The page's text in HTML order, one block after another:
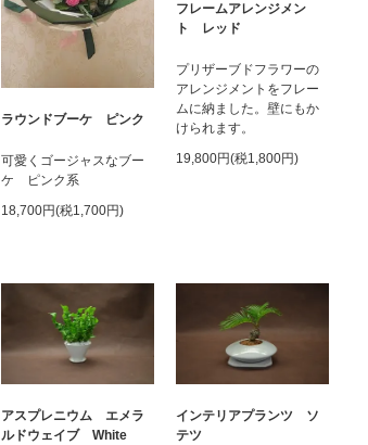
ラウンドブーケ ピンク
可愛くゴージャスなブー
ケ ピンク系
18,700円(税1,700円)
フレームアレンジメン
ト レッド
プリザーブドフラワーの
アレンジメントをフレー
ムに納ました。壁にもか
けられます。
19,800円(税1,800円)
アスプレニウム エメラ
ルドウェイブ White
インテリアプランツ ソ
テツ